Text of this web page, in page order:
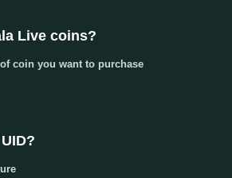
Live coins?
coin you want to purchase